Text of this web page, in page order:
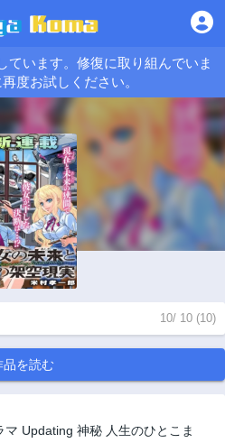
ています。修復に取り組んでいま
度お試しください。
10/ 10 (10)
品を読む
マ Updating 神秘 人生のひとこま